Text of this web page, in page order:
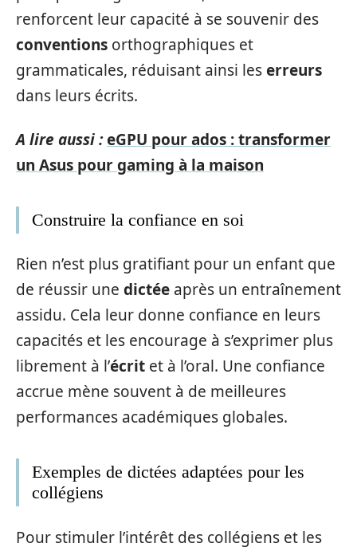
renforcent leur capacité à se souvenir des
conventions orthographiques et
grammaticales, réduisant ainsi leserreurs
dans leurs écrits.
A lire aussi :eGPU pour ados : transformer
un Asus pour gaming à la maison
Construire la confiance en soi
Rien n’est plus gratifiant pour un enfant que
de réussir une dictée après un entraînement
assidu. Cela leur donne confiance en leurs
capacités et les encourage à s’exprimer plus
librement à l’écrit et à l’oral. Une confiance
accrue mène souvent à de meilleures
performances académiques globales.
Exemples de dictées adaptées pour les
collégiens
Pour stimuler l’intérêt des collégiens et les